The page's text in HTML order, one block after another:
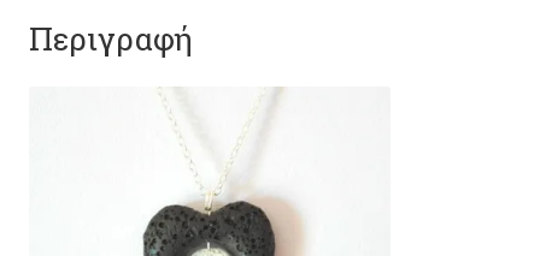
Περιγραφή